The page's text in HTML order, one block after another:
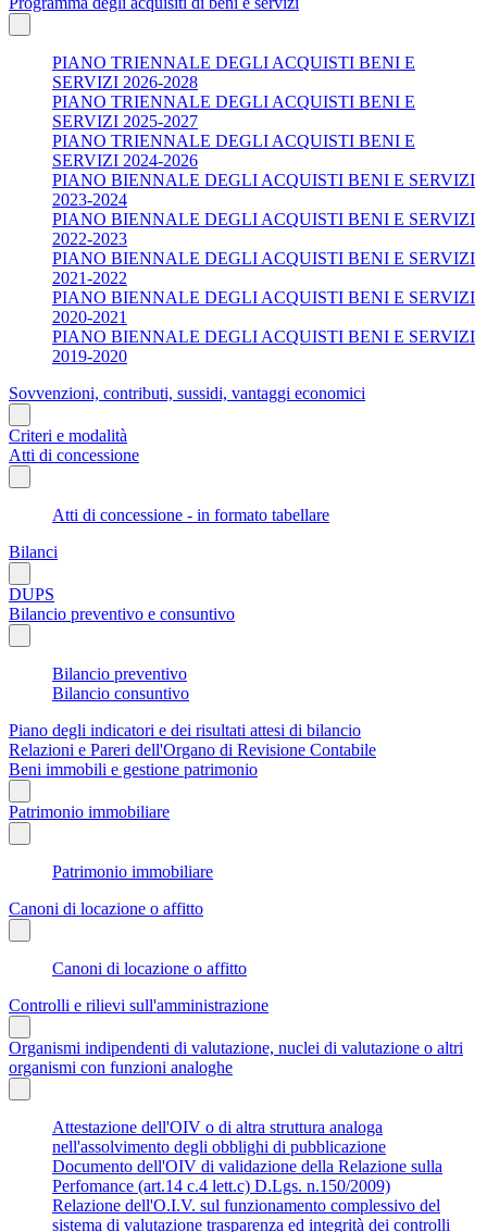
PIANO TRIENNALE DEGLI ACQUISTI BENI E
SERVIZI 2026-2028
PIANO TRIENNALE DEGLI ACQUISTI BENI E
SERVIZI 2025-2027
PIANO TRIENNALE DEGLI ACQUISTI BENI E
SERVIZI 2024-2026
PIANO BIENNALE DEGLI ACQUISTI BENI E SERVIZI
2023-2024
PIANO BIENNALE DEGLI ACQUISTI BENI E SERVIZI
2022-2023
PIANO BIENNALE DEGLI ACQUISTI BENI E SERVIZI
2021-2022
PIANO BIENNALE DEGLI ACQUISTI BENI E SERVIZI
2020-2021
PIANO BIENNALE DEGLI ACQUISTI BENI E SERVIZI
2019-2020
Sovvenzioni, contributi, sussidi, vantaggi economici
Criteri e modalità
Atti di concessione
Atti di concessione - in formato tabellare
Bilanci
DUPS
Bilancio preventivo e consuntivo
Bilancio preventivo
Bilancio consuntivo
Piano degli indicatori e dei risultati attesi di bilancio
Relazioni e Pareri dell'Organo di Revisione Contabile
Beni immobili e gestione patrimonio
Patrimonio immobiliare
Patrimonio immobiliare
Canoni di locazione o affitto
Canoni di locazione o affitto
Controlli e rilievi sull'amministrazione
Organismi indipendenti di valutazione, nuclei di valutazione o altri
organismi con funzioni analoghe
Attestazione dell'OIV o di altra struttura analoga
nell'assolvimento degli obblighi di pubblicazione
Documento dell'OIV di validazione della Relazione sulla
Perfomance (art.14 c.4 lett.c) D.Lgs. n.150/2009)
Relazione dell'O.I.V. sul funzionamento complessivo del
sistema di valutazione trasparenza ed integrità dei controlli